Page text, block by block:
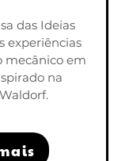
das Ideias
experiências
mecânico em
na